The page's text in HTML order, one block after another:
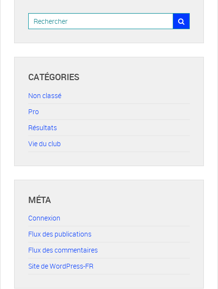
CATÉGORIES
Non classé
Pro
Résultats
Vie du club
MÉTA
Connexion
Flux des publications
Flux des commentaires
Site de WordPress-FR